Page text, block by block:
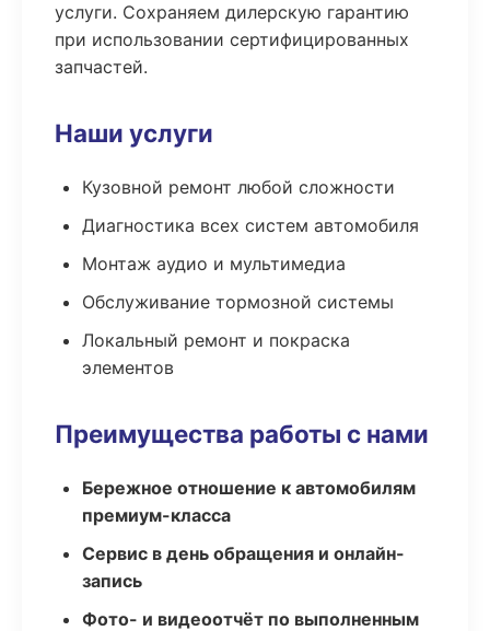
услуги. Сохраняем дилерскую гарантию
при использовании сертифицированных
запчастей.
Наши услуги
Кузовной ремонт любой сложности
Диагностика всех систем автомобиля
Монтаж аудио и мультимедиа
Обслуживание тормозной системы
Локальный ремонт и покраска
элементов
Преимущества работы с нами
Бережное отношение к автомобилям
премиум-класса
Сервис в день обращения и онлайн-
запись
Фото- и видеоотчёт по выполненным